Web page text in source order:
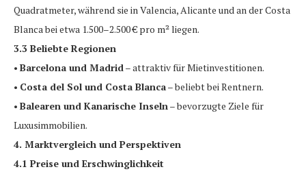
Quadratmeter, während sie in Valencia, Alicante und an der Costa
Blanca bei etwa 1.500–2.500 € pro m² liegen.
3.3 Beliebte Regionen
• Barcelona und Madrid– attraktiv für Mietinvestitionen.
• Costa del Sol und Costa Blanca– beliebt bei Rentnern.
• Balearen und Kanarische Inseln– bevorzugte Ziele für
Luxusimmobilien.
4. Marktvergleich und Perspektiven
4.1 Preise und Erschwinglichkeit